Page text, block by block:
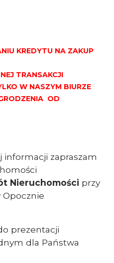
KREDYTU NA ZAKUP
TRANSAKCJI
W NASZYM BIURZE
OD
informacji zapraszam
Nieruchomości przy
Opocznie
prezentacji
dla Państwa